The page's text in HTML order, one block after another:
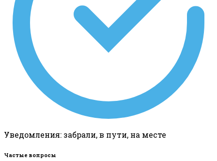
Уведомления: забрали, в пути, на месте
Частые вопросы